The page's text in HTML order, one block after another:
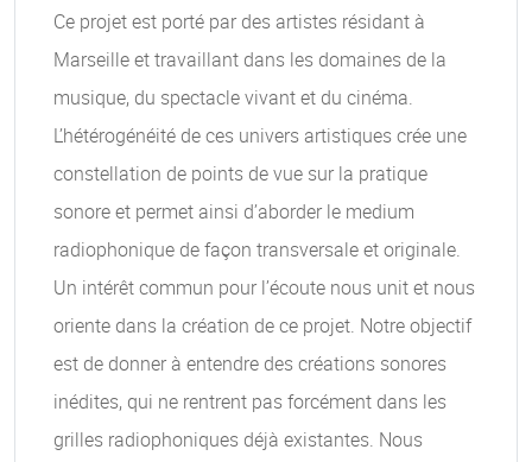
Ce projet est porté par des artistes résidant à
Marseille et travaillant dans les domaines de la
musique, du spectacle vivant et du cinéma.
L’hétérogénéité de ces univers artistiques crée une
constellation de points de vue sur la pratique
sonore et permet ainsi d’aborder le medium
radiophonique de façon transversale et originale.
Un intérêt commun pour l’écoute nous unit et nous
oriente dans la création de ce projet. Notre objectif
est de donner à entendre des créations sonores
inédites, qui ne rentrent pas forcément dans les
grilles radiophoniques déjà existantes. Nous